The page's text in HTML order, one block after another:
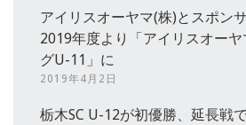
アイリスオーヤマ(株)とスポン
2019年度より「アイリスオー
グU-11」に
2019年4月2日
栃木SC U-12が初優勝、延長戦